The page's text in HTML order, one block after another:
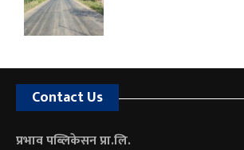
Contact Us
प्रभाव पब्लिकेसन प्रा.लि.